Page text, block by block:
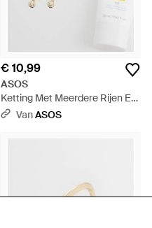
€ 10,99
ASOS
Ketting Met Meerdere Rijen En
Mini Schelphangertjes - Wit
VanASOS